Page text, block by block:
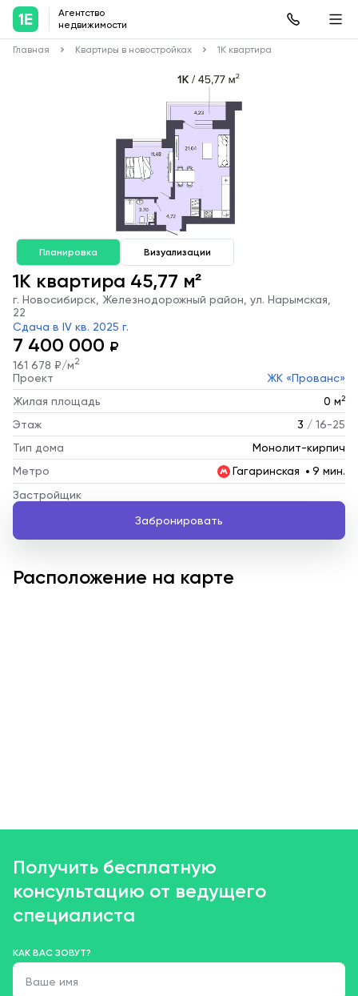
Агентство
недвижимости
Главная Квартиры в новостройках 1К квартира
Планировка Визуализации
1К квартира 45,77 м²
г. Новосибирск, Железнодорожный район, ул. Нарымская,
22
Сдача в IV кв. 2025 г.
7 400 000 ₽
161 678 ₽/м2
Проект
ЖК «Прованс»
Жилая площадь
0 м2
Этаж 3 / 16-25
Тип дома
Монолит-кирпич
Метро
Гагаринская
9 мин.
Застройщик
Забронировать
Расположение на карте
Получить бесплатную
консультацию от ведущего
специалиста
КАК ВАС ЗОВУТ?